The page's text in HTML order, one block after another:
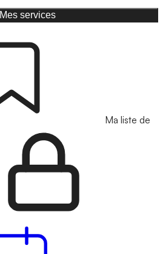
Mes services
Ma liste de